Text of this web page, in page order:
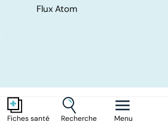
Fiches santé Recherche Menu
Flux Atom